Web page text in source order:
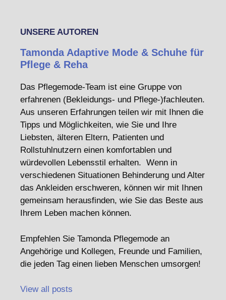
UNSERE AUTOREN
Tamonda Adaptive Mode & Schuhe für
Pflege & Reha
Das Pflegemode-Team ist eine Gruppe von
erfahrenen (Bekleidungs- und Pflege-)fachleuten.
Aus unseren Erfahrungen teilen wir mit Ihnen die
Tipps und Möglichkeiten, wie Sie und Ihre
Liebsten, älteren Eltern, Patienten und
Rollstuhlnutzern einen komfortablen und
würdevollen Lebensstil erhalten. Wenn in
verschiedenen Situationen Behinderung und Alter
das Ankleiden erschweren, können wir mit Ihnen
gemeinsam herausfinden, wie Sie das Beste aus
Ihrem Leben machen können.
Empfehlen Sie Tamonda Pflegemode an
Angehörige und Kollegen, Freunde und Familien,
die jeden Tag einen lieben Menschen umsorgen!
View all posts